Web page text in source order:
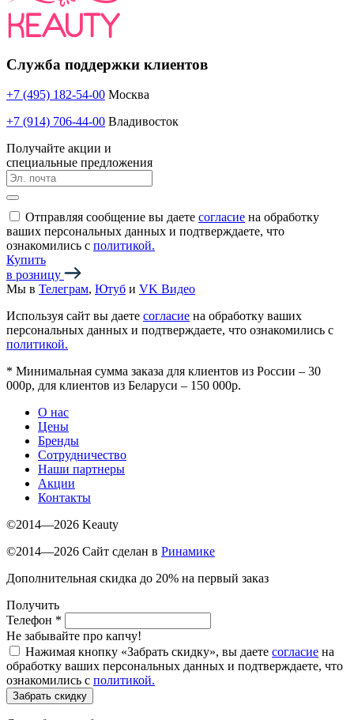
Служба поддержки клиентов
+7 (495) 182-54-00 Москва
+7 (914) 706-44-00 Владивосток
Получайте акции и
специальные предложения
Отправляя сообщение вы даете согласие на обработку
ваших персональных данных и подтверждаете, что
ознакомились с политикой.
Купить
в розницу
Мы в Телеграм, Ютуб и VK Видео
Используя сайт вы даете согласие на обработку ваших
персональных данных и подтверждаете, что ознакомились с
политикой.
* Минимальная сумма заказа для клиентов из России – 30
000р, для клиентов из Беларуси – 150 000р.
О нас
Цены
Бренды
Сотрудничество
Наши партнеры
Акции
Контакты
©2014—2026 Keauty
©2014—2026 Сайт сделан в Ринамике
Дополнительная скидка до 20% на первый заказ
Получить
Телефон *
Не забывайте про капчу!
Нажимая кнопку «Забрать скидку», вы даете согласие на
обработку ваших персональных данных и подтверждаете, что
ознакомились с политикой.
Забрать скидку